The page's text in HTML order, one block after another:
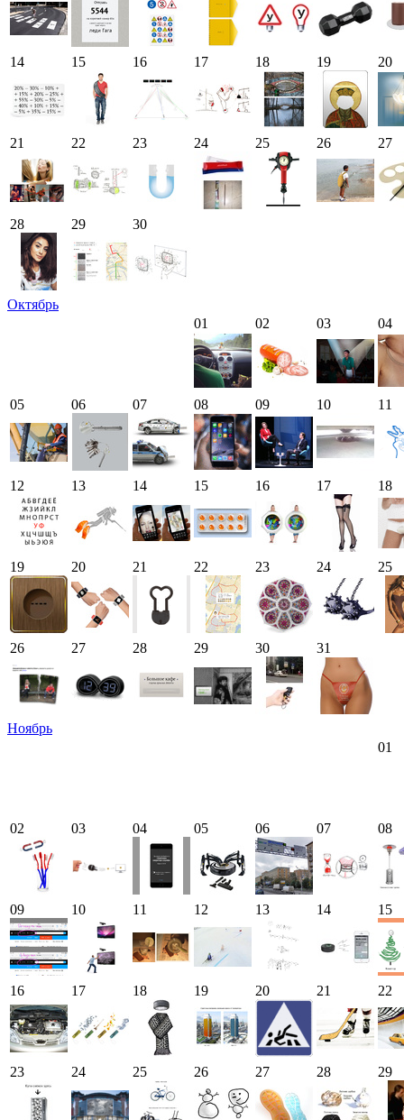
14 15 16 17 18 19 20
21 22 23 24 25 26 27
28 29 30
Октябрь
01
02 03 04
05 06 07 08 09 10 11
12 13 14 15 16 17 18
19 20 21 22 23 24 25
26 27 28 29 30 31
Ноябрь
01
02 03 04 05 06 07 08
09 10 11 12 13 14 15
16 17 18 19 20 21 22
23 24 25 26 27 28 29